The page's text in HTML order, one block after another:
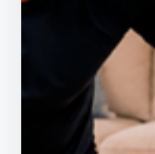
Ideal para clientes
Apenas 0,1399€/
20% de desconto
Oferta exclusiva